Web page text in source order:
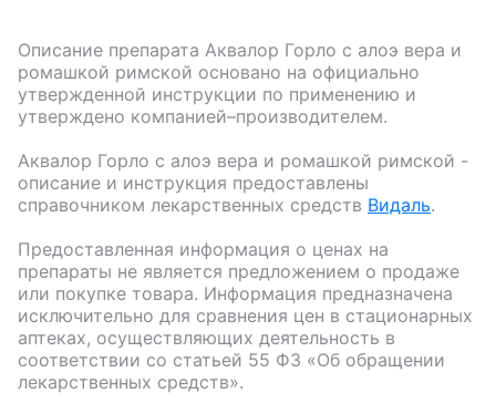
Описание препарата Аквалор Горло с алоэ вера и
ромашкой римской основано на официально
утвержденной инструкции по применению и
утверждено компанией–производителем.
Аквалор Горло с алоэ вера и ромашкой римской -
описание и инструкция предоставлены
справочником лекарственных средств Видаль.
Предоставленная информация о ценах на
препараты не является предложением о продаже
или покупке товара. Информация предназначена
исключительно для сравнения цен в стационарных
аптеках, осуществляющих деятельность в
соответствии со статьей 55 ФЗ «Об обращении
лекарственных средств».